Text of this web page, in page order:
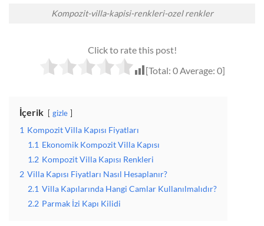
Kompozit-villa-kapisi-renkleri-ozel renkler
Click to rate this post!
[Total: 0Average: 0]
İçerik gizle
1 Kompozit Villa Kapısı Fiyatları
1.1 Ekonomik Kompozit Villa Kapısı
1.2 Kompozit Villa Kapısı Renkleri
2 Villa Kapısı Fiyatları Nasıl Hesaplanır?
2.1 Villa Kapılarında Hangi Camlar Kullanılmalıdır?
2.2 Parmak İzi Kapı Kilidi